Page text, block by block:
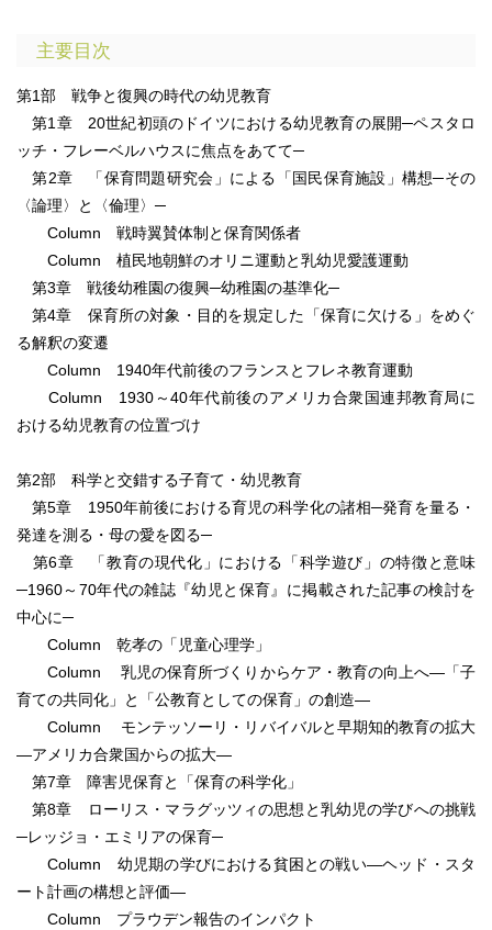
主要目次
第1部 戦争と復興の時代の幼児教育
第1章 20世紀初頭のドイツにおける幼児教育の展開─ペスタロ
ッチ・フレーベルハウスに焦点をあてて─
第2章 「保育問題研究会」による「国民保育施設」構想─その
〈論理〉と〈倫理〉─
Column 戦時翼賛体制と保育関係者
Column 植民地朝鮮のオリニ運動と乳幼児愛護運動
第3章 戦後幼稚園の復興─幼稚園の基準化─
第4章 保育所の対象・目的を規定した「保育に欠ける」をめぐ
る解釈の変遷
Column 1940年代前後のフランスとフレネ教育運動
Column 1930～40年代前後のアメリカ合衆国連邦教育局に
おける幼児教育の位置づけ
第2部 科学と交錯する子育て・幼児教育
第5章 1950年前後における育児の科学化の諸相─発育を量る・
発達を測る・母の愛を図る─
第6章 「教育の現代化」における「科学遊び」の特徴と意味
─1960～70年代の雑誌『幼児と保育』に掲載された記事の検討を
中心に─
Column 乾孝の「児童心理学」
Column 乳児の保育所づくりからケア・教育の向上へ―「子
育ての共同化」と「公教育としての保育」の創造―
Column モンテッソーリ・リバイバルと早期知的教育の拡大
―アメリカ合衆国からの拡大―
第7章 障害児保育と「保育の科学化」
第8章 ローリス・マラグッツィの思想と乳幼児の学びへの挑戦
─レッジョ・エミリアの保育─
Column 幼児期の学びにおける貧困との戦い―ヘッド・スタ
ート計画の構想と評価―
Column プラウデン報告のインパクト